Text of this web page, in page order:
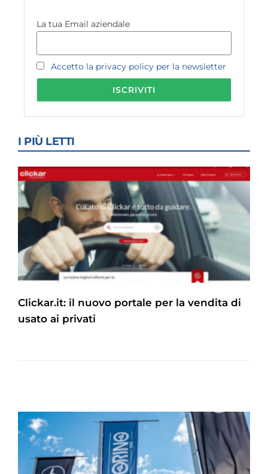
La tua Email aziendale
Accetto la privacy policy per la newsletter
I PIÙ LETTI
Clickar.it: il nuovo portale per la vendita di
usato ai privati